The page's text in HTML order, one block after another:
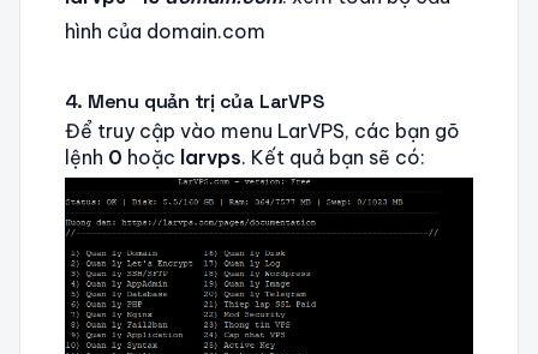
hình của domain.com
4. Menu quản trị của LarVPS
Để truy cập vào menu LarVPS, các bạn gõ
lệnh 0 hoặc larvps. Kết quả bạn sẽ có: